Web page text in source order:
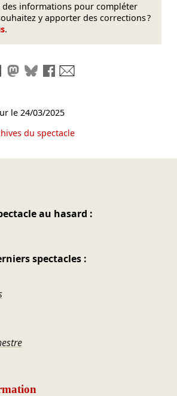
des informations pour compléter
y apporter des corrections ?
.
le lien
Partager sur LinkedIn
Partager sur Mastodon
Partager sur Bluesky
Partager sur Facebook
le 24/03/2025
du spectacle
au hasard :
spectacles :